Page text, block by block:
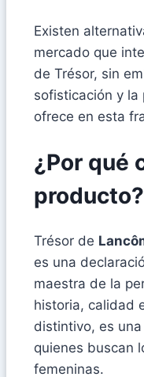
Existen
mercado que
de Trésor, sin
sofisticación y
ofrece en esta
¿Por qué
producto?
Trésor de
es una
maestra de la
historia, calidad
distintivo, es
quienes buscan
femeninas.